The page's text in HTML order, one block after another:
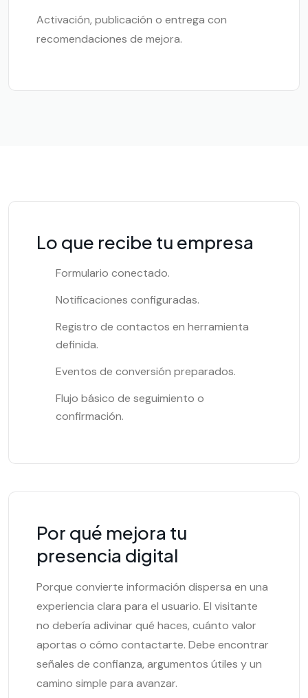
Activación, publicación o entrega con
recomendaciones de mejora.
Lo que recibe tu empresa
Formulario conectado.
Notificaciones configuradas.
Registro de contactos en herramienta
definida.
Eventos de conversión preparados.
Flujo básico de seguimiento o
confirmación.
Por qué mejora tu
presencia digital
Porque convierte información dispersa en una
experiencia clara para el usuario. El visitante
no debería adivinar qué haces, cuánto valor
aportas o cómo contactarte. Debe encontrar
señales de confianza, argumentos útiles y un
camino simple para avanzar.